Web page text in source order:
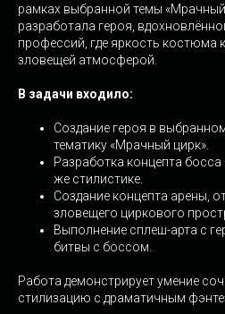
рамках выбранной темы «Мрачный
разработала героя,
профессий, где яркость костюма
зловещей атмосферой.
В задачи входило:
Создание героя в
тематику «Мрачный цирк».
Разработка концепта
же стилистике.
Создание концепта арены,
зловещего циркового
Выполнение сплеш-арта с
битвы с боссом.
Работа демонстрирует умение
стилизацию с драматичным